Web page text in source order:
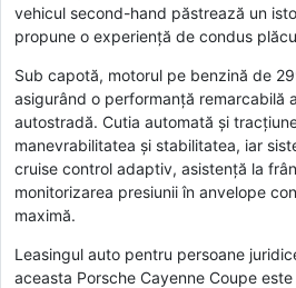
vehicul second-hand păstrează un
propune o experiență de condus
Sub capotă, motorul pe benzină de
asigurând o performanță remarcabilă
autostradă. Cutia automată și
manevrabilitatea și stabilitatea, iar
cruise control adaptiv, asistență la
monitorizarea presiunii în anvelope
maximă.
Leasingul auto pentru persoane
aceasta Porsche Cayenne Coupe